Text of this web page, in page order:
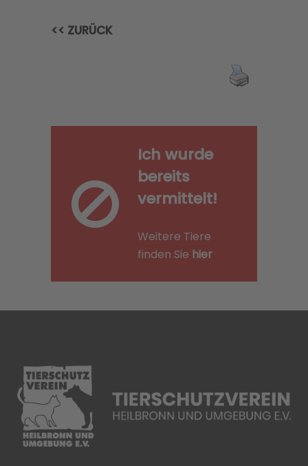
<< ZURÜCK
Ich wurde
bereits
vermittelt!
Weitere Tiere
finden Sie hier